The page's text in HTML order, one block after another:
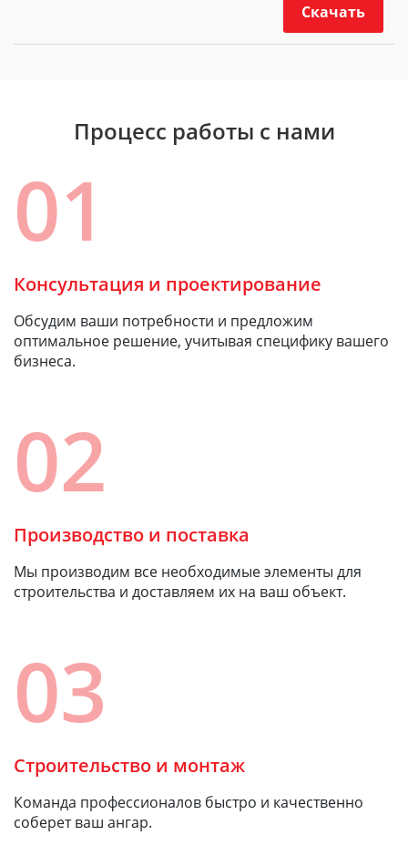
Скачать
Процесс работы с нами
01
Консультация и проектирование
Обсудим ваши потребности и предложим
оптимальное решение, учитывая специфику вашего
бизнеса.
02
Производство и поставка
Мы производим все необходимые элементы для
строительства и доставляем их на ваш объект.
03
Строительство и монтаж
Команда профессионалов быстро и качественно
соберет ваш ангар.